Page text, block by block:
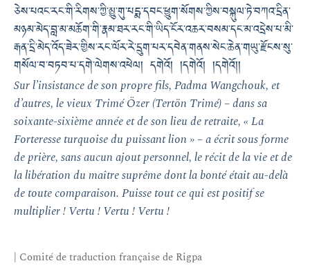
ཅེས་པའང་རང་གི་རིགས་ཀྱི་མྱུ་གུ་པདྨ་དབང་ཕྱུག་སོགས་ཀྱིས་བསྐུལ་ཏེ་བཀའ་དྲིན་
མཉམ་མེད་བླ་མ་མཆོག་གི་རྣམ་ཐར་རང་གི་ཡིད་ངོར་འཆར་བསམ་དང་མ་འདྲེས་པ་མི་
རྒན་དྲི་མེད་འོད་ཟེར་གྱིས་རང་ལོར་རེ་དྲུག་པར་དབེན་གནས་སེང་ཆེན་གཡུ་རྫོངས་སུ་
གསོལ་བ་བཏབ་པ་དགེ་ལེགས་འཕེལ། དགེའོ། །དགེའོ། །དགེའོ།།
Sur l’insistance de son propre fils, Padma Wangchouk, et
d’autres, le vieux Trimé Özer (Tertön Trimé) – dans sa
soixante-sixième année et de son lieu de retraite, « La
Forteresse turquoise du puissant lion » – a écrit sous forme
de prière, sans aucun ajout personnel, le récit de la vie et de
la libération du maître suprême dont la bonté était au-delà
de toute comparaison. Puisse tout ce qui est positif se
multiplier ! Vertu ! Vertu ! Vertu !
| Comité de traduction française de Rigpa